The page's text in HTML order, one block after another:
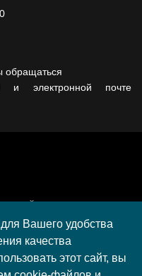
обращаться
электронной почте
Конкурса социальных и
на территории
в 2020 году
данных
Вашего удобства
качества
этот сайт, вы